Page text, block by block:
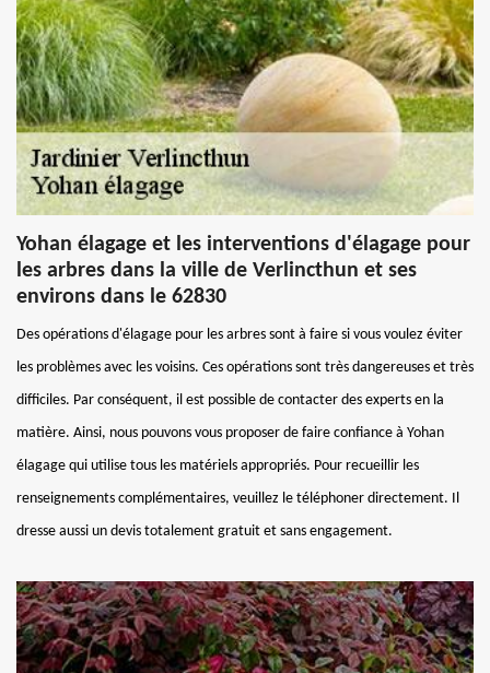
Yohan élagage et les interventions d'élagage pour
les arbres dans la ville de Verlincthun et ses
environs dans le 62830
Des opérations d'élagage pour les arbres sont à faire si vous voulez éviter
les problèmes avec les voisins. Ces opérations sont très dangereuses et très
difficiles. Par conséquent, il est possible de contacter des experts en la
matière. Ainsi, nous pouvons vous proposer de faire confiance à Yohan
élagage qui utilise tous les matériels appropriés. Pour recueillir les
renseignements complémentaires, veuillez le téléphoner directement. Il
dresse aussi un devis totalement gratuit et sans engagement.